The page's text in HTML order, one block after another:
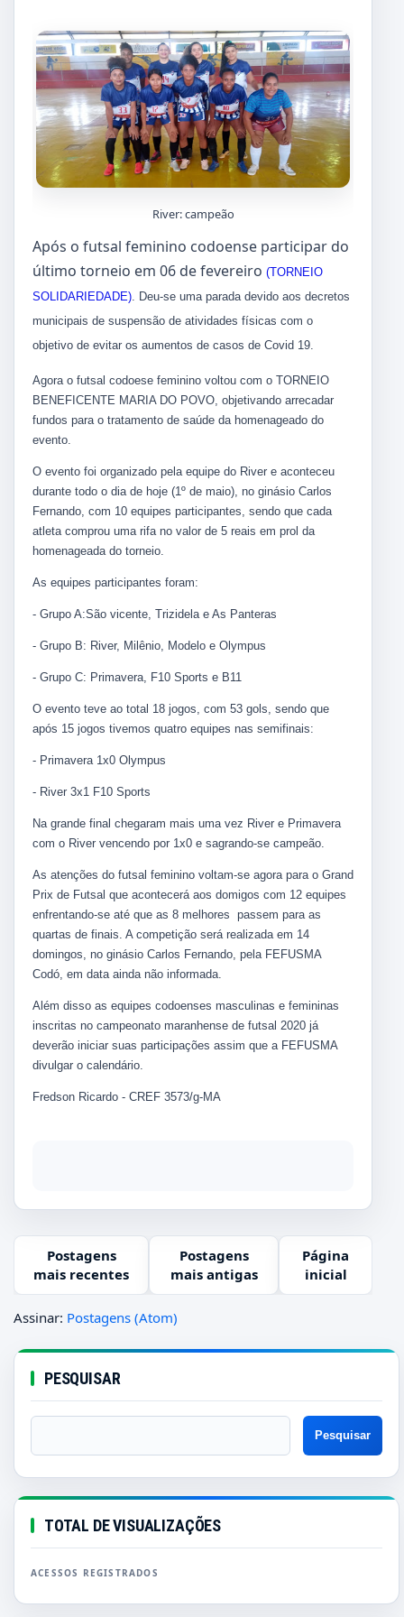
River: campeão
Após o futsal feminino codoense participar do
último torneio em 06 de fevereiro (TORNEIO
SOLIDARIEDADE) . Deu-se uma parada devido aos decretos
municipais de suspensão de atividades físicas com o
objetivo de evitar os aumentos de casos de Covid 19.
Agora o futsal codoese feminino voltou com o TORNEIO
BENEFICENTE MARIA DO POVO, objetivando arrecadar
fundos para o tratamento de saúde da homenageado do
evento.
O evento foi organizado pela equipe do River e aconteceu
durante todo o dia de hoje (1º de maio), no ginásio Carlos
Fernando, com 10 equipes participantes, sendo que cada
atleta comprou uma rifa no valor de 5 reais em prol da
homenageada do torneio.
As equipes participantes foram:
- Grupo A:São vicente, Trizidela e As Panteras
- Grupo B: River, Milênio, Modelo e Olympus
- Grupo C: Primavera, F10 Sports e B11
O evento teve ao total 18 jogos, com 53 gols, sendo que
após 15 jogos tivemos quatro equipes nas semifinais:
- Primavera 1x0 Olympus
- River 3x1 F10 Sports
Na grande final chegaram mais uma vez River e Primavera
com o River vencendo por 1x0 e sagrando-se campeão.
As atenções do futsal feminino voltam-se agora para o Grand
Prix de Futsal que acontecerá aos domigos com 12 equipes
enfrentando-se até que as 8 melhores passem para as
quartas de finais. A competição será realizada em 14
domingos, no ginásio Carlos Fernando, pela FEFUSMA
Codó, em data ainda não informada.
Além disso as equipes codoenses masculinas e femininas
inscritas no campeonato maranhense de futsal 2020 já
deverão iniciar suas participações assim que a FEFUSMA
divulgar o calendário.
Fredson Ricardo - CREF 3573/g-MA
Postagens
mais recentes
Postagens
mais antigas
Página
inicial
Assinar: Postagens (Atom)
PESQUISAR
TOTAL DE VISUALIZAÇÕES